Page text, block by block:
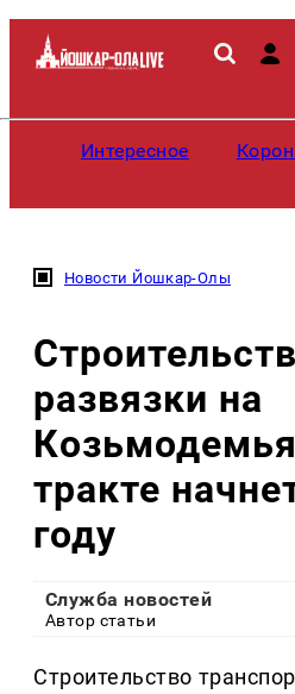
Интересное
Новости Йошкар-Олы
развязки на
тракте
году
Служба новостей
Автор статьи
Строительство